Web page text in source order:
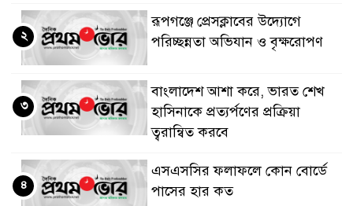
রূপগঞ্জে প্রেসক্লাবের উদ্যোগে
পরিচ্ছন্নতা অভিযান ও বৃক্ষরোপণ
২
বাংলাদেশ আশা করে, ভারত শেখ
হাসিনাকে প্রত্যর্পণের প্রক্রিয়া
ত্বরান্বিত করবে
৩
এসএসসির ফলাফলে কোন বোর্ডে
পাসের হার কত
৪